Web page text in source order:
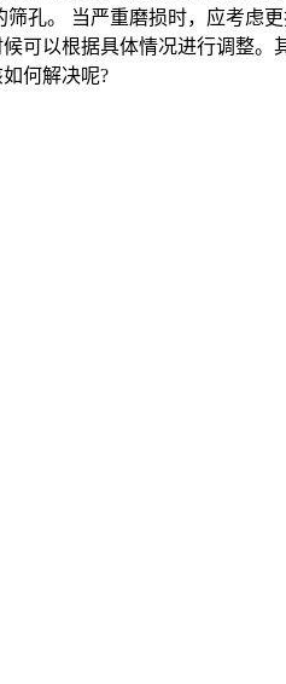
孔。 当严重磨损时，应考虑更
可以根据具体情况进行调整。
何解决呢?